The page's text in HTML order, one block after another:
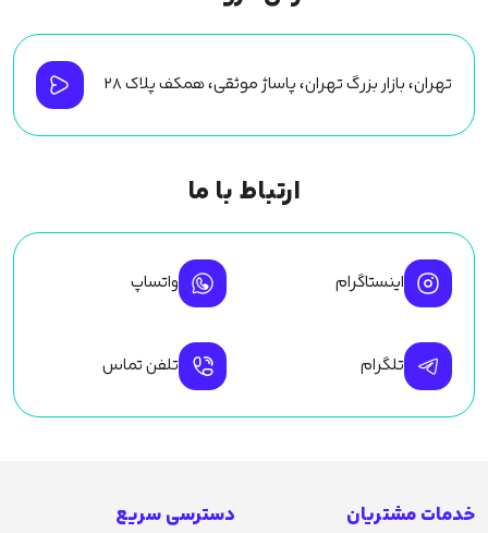
تهران، بازار بزرگ تهران، پاساژ موثقی، همکف پلاک ۲۸
ارتباط با ما
اینستاگرام واتساپ
تلگرام تلفن تماس
خدمات مشتریان دسترسی سریع